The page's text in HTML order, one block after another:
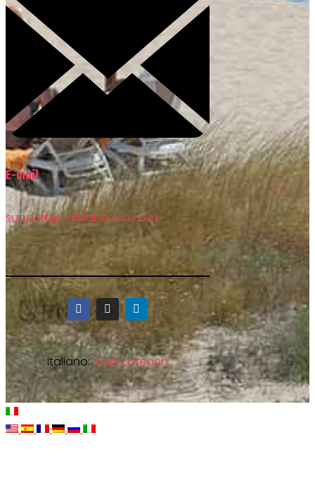
E-mail
support@calviabeach.com
Italiano:Calvia Beach